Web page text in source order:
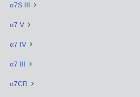
α7S III
α7 V
α7 IV
α7 III
α7CR